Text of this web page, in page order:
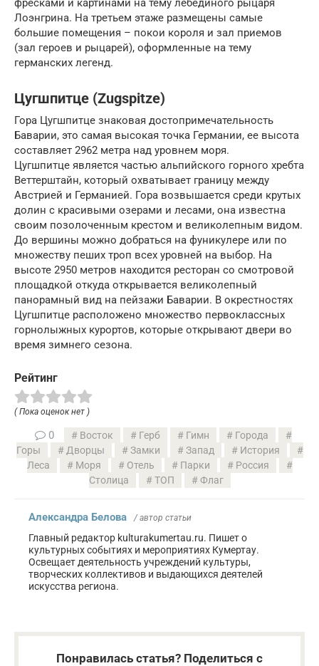
фресками и картинами на тему лебединого рыцаря
Лоэнгрина. На третьем этаже размещены самые
большие помещения – покои короля и зал приемов
(зал героев и рыцарей), оформленные на тему
германских легенд.
Цугшпитце (Zugspitze)
Гора Цугшпитце знаковая достопримечательность
Баварии, это самая высокая точка Германии, ее высота
составляет 2962 метра над уровнем моря.
Цугшпитце является частью альпийского горного хребта
Веттерштайн, который охватывает границу между
Австрией и Германией. Гора возвышается среди крутых
долин с красивыми озерами и лесами, она известна
своим позолоченным крестом и великолепным видом.
До вершины можно добраться на фуникулере или по
множеству пеших троп всех уровней на выбор. На
высоте 2950 метров находится ресторан со смотровой
площадкой откуда открывается великолепный
панорамный вид на пейзажи Баварии. В окрестностях
Цугшпитце расположено множество первоклассных
горнолыжных курортов, которые открывают двери во
время зимнего сезона.
Рейтинг
( Пока оценок нет )
0 Восток Герб Гимн
Города
Горы
Дворцы Замки Запад
История
Леса
Моря Отель Парки
Россия
Столица
ТОП Флаг
Александра Белова / автор статьи
Главный редактор kulturakumertau.ru. Пишет о
культурных событиях и мероприятиях Кумертау.
Освещает деятельность учреждений культуры,
творческих коллективов и выдающихся деятелей
искусства региона.
Понравилась статья? Поделиться с